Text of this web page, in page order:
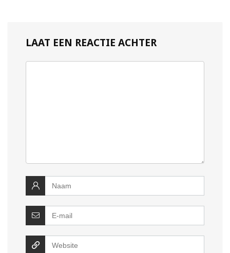
LAAT EEN REACTIE ACHTER